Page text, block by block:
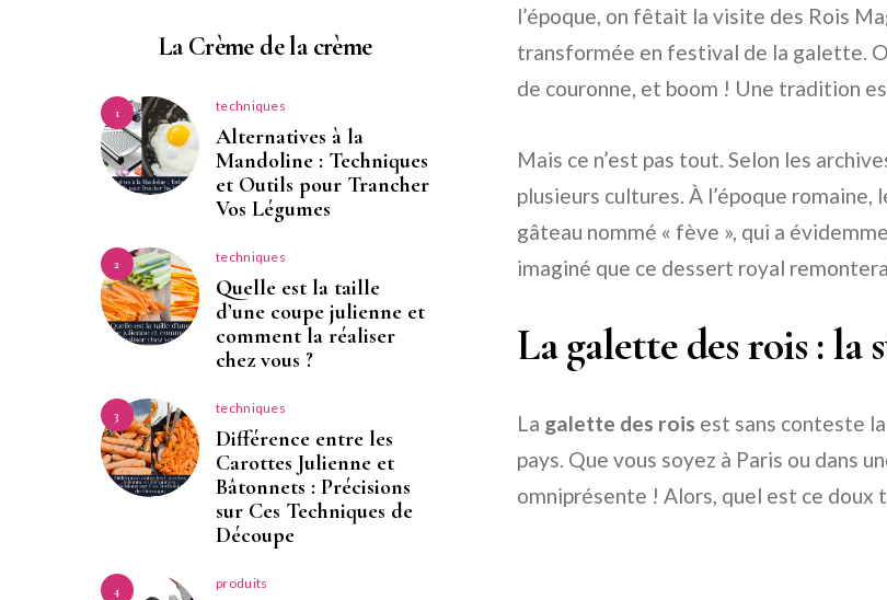
l’époque, on fêtait la visite des Rois
transformée en festival de la galette.
de couronne, et boom ! Une tradition
Mais ce n’est pas tout. Selon les
plusieurs cultures. À l’époque romaine,
gâteau nommé « fève », qui a
imaginé que ce dessert royal
La galette des rois : la
La galette des rois est sans conteste
pays. Que vous soyez à Paris ou dans
omniprésente ! Alors, quel est ce
La Crème de la crème
1 techniques
Alternatives à la
Mandoline : Techniques
et Outils pour Trancher
Vos Légumes
2 techniques
Quelle est la taille
d’une coupe julienne et
comment la réaliser
chez vous ?
3 techniques
Différence entre les
Carottes Julienne et
Bâtonnets : Précisions
sur Ces Techniques de
Découpe
4 produits